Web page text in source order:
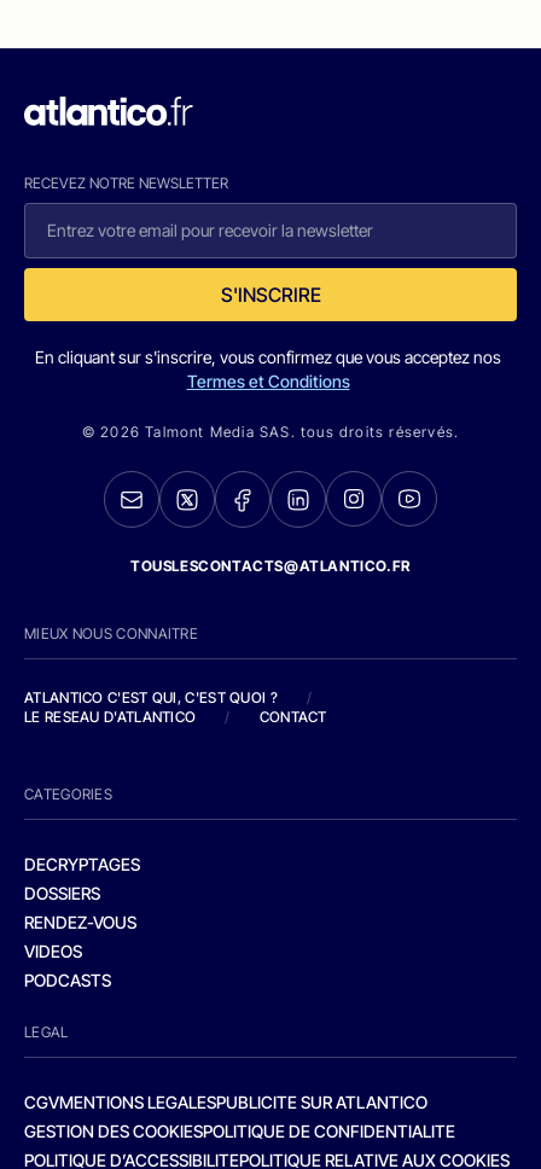
RECEVEZ NOTRE NEWSLETTER
S'INSCRIRE
En cliquant sur s'inscrire, vous confirmez que vous acceptez nos
Termes et Conditions
© 2026 Talmont Media SAS. tous droits réservés.
TOUSLESCONTACTS@ATLANTICO.FR
MIEUX NOUS CONNAITRE
ATLANTICO C'EST QUI, C'EST QUOI ?
/
LE RESEAU D'ATLANTICO
/ CONTACT
CATEGORIES
DECRYPTAGES
DOSSIERS
RENDEZ-VOUS
VIDEOS
PODCASTS
LEGAL
CGVMENTIONS LEGALESPUBLICITE SUR ATLANTICO
GESTION DES COOKIESPOLITIQUE DE CONFIDENTIALITE
POLITIQUE D’ACCESSIBILITEPOLITIQUE RELATIVE AUX COOKIES